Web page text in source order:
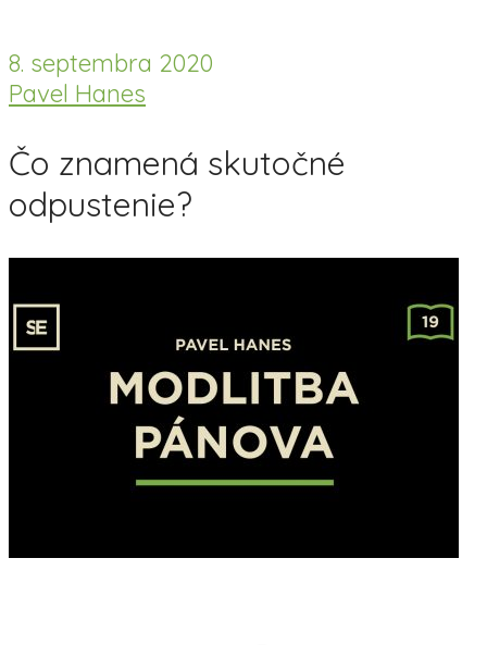
8. septembra 2020
Pavel Hanes
Čo znamená skutočné
odpustenie?